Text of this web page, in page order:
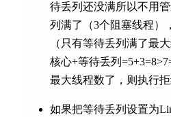
待丢列还没满所以不用
列满了（3个阻塞线程）
（只有等待丢列满了最
核心+等待丢列
最大线程数了，则执行拒
如果把等待丢列设置为